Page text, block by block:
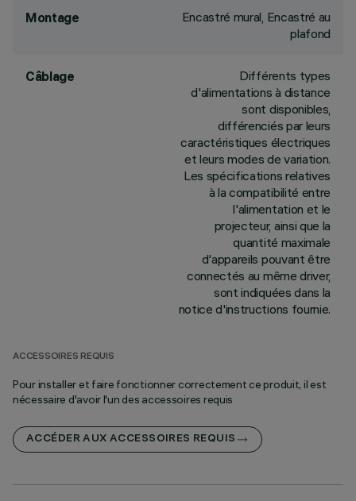
Montage
Encastré mural, Encastré au
plafond
Câblage
Différents types
d'alimentations à distance
sont disponibles,
différenciés par leurs
caractéristiques électriques
et leurs modes de variation.
Les spécifications relatives
à la compatibilité entre
l'alimentation et le
projecteur, ainsi que la
quantité maximale
d'appareils pouvant être
connectés au même driver,
sont indiquées dans la
notice d'instructions fournie.
ACCESSOIRES REQUIS
Pour installer et faire fonctionner correctement ce produit, il est
nécessaire d'avoir l'un des accessoires requis
ACCÉDER AUX ACCESSOIRES REQUIS